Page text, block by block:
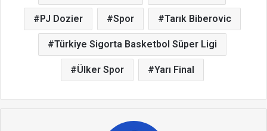
PJ Dozier Spor Tarık Biberovic
Türkiye Sigorta Basketbol Süper Ligi
Ülker Spor Yarı Final